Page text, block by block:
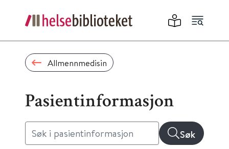
Allmennmedisin
Pasientinformasjon
Søk